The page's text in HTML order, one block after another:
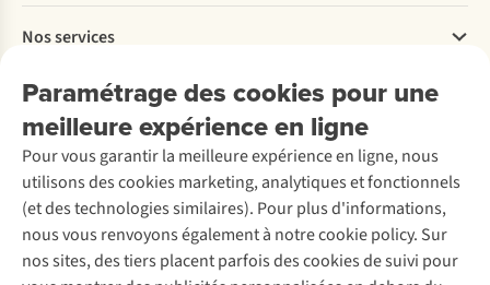
Paramétrage des cookies pour une
meilleure expérience en ligne
Pour vous garantir la meilleure expérience en ligne, nous
utilisons des cookies marketing, analytiques et fonctionnels
(et des technologies similaires). Pour plus d'informations,
nous vous renvoyons également à notre cookie policy. Sur
nos sites, des tiers placent parfois des cookies de suivi pour
Payer
Livraison
Rétractation d'une commande
Entretien & réparations
Garantie
Contactez-nous
Explore More
À propos d’Ayacucho
Nos magasins
À propos d’A.S.Adventure
Déclaration d'accessibilité
Nos services
Location / Location sports d’hiver
Entretien de ski
Service de lavage
Entretien de chaussures
Réparation de chaussures
Réparation de vêtements
Retouches
Découvrez
A.S.Magazine
Explore Camp
Gear Check
Expertise & conseils
Abonnez-vous à la newsletter